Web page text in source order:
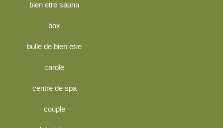
bien etre sauna
box
bulle de bien etre
carole
centre de spa
couple